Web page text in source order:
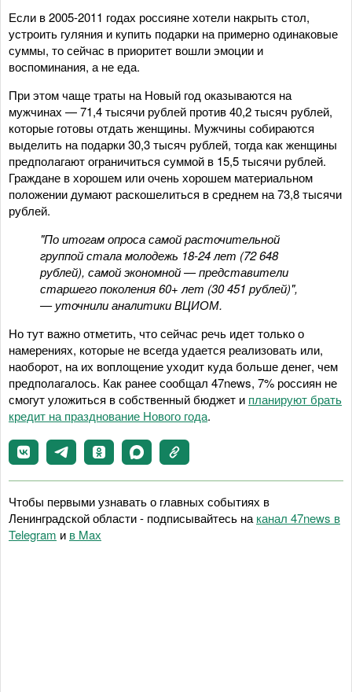
Если в 2005-2011 годах россияне хотели накрыть стол,
устроить гуляния и купить подарки на примерно одинаковые
суммы, то сейчас в приоритет вошли эмоции и
воспоминания, а не еда.
При этом чаще траты на Новый год оказываются на
мужчинах — 71,4 тысячи рублей против 40,2 тысяч рублей,
которые готовы отдать женщины. Мужчины собираются
выделить на подарки 30,3 тысяч рублей, тогда как женщины
предполагают ограничиться суммой в 15,5 тысячи рублей.
Граждане в хорошем или очень хорошем материальном
положении думают раскошелиться в среднем на 73,8 тысячи
рублей.
"По итогам опроса самой расточительной
группой стала молодежь 18-24 лет (72 648
рублей), самой экономной — представители
старшего поколения 60+ лет (30 451 рублей)",
— уточнили аналитики ВЦИОМ.
Но тут важно отметить, что сейчас речь идет только о
намерениях, которые не всегда удается реализовать или,
наоборот, на их воплощение уходит куда больше денег, чем
предполагалось. Как ранее сообщал 47news, 7% россиян не
смогут уложиться в собственный бюджет и планируют брать
кредит на празднование Нового года.
Чтобы первыми узнавать о главных событиях в
Ленинградской области - подписывайтесь на канал 47news в
Telegram и в Maх